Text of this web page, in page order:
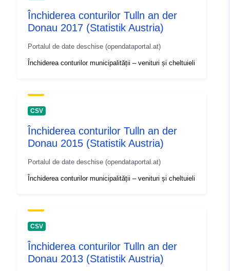
Închiderea conturilor Tulln an der
Donau 2017 (Statistik Austria)
Portalul de date deschise (opendataportal.at)
Închiderea conturilor municipalității – venituri și cheltuieli
CSV
Închiderea conturilor Tulln an der
Donau 2015 (Statistik Austria)
Portalul de date deschise (opendataportal.at)
Închiderea conturilor municipalității – venituri și cheltuieli
CSV
Închiderea conturilor Tulln an der
Donau 2013 (Statistik Austria)